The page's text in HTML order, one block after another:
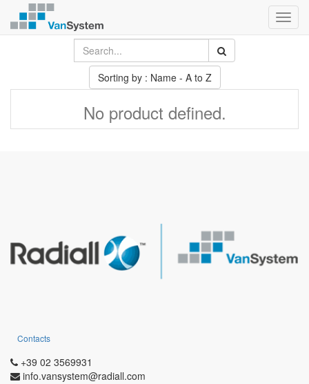
Sorting by : Name - A to Z
No product defined.
Contacts
+39 02 3569931
info.vansystem@radiall.com